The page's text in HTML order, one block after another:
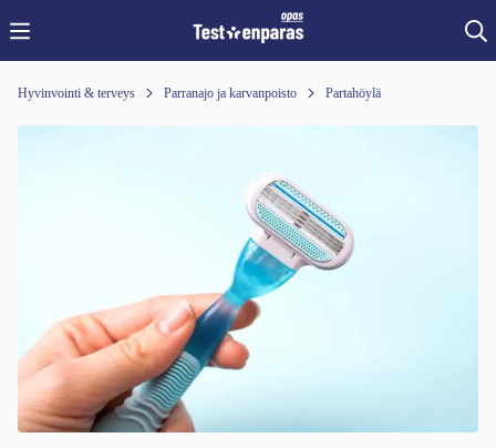
Hyvinvointi & terveys Parranajo ja karvanpoisto Partahöylä